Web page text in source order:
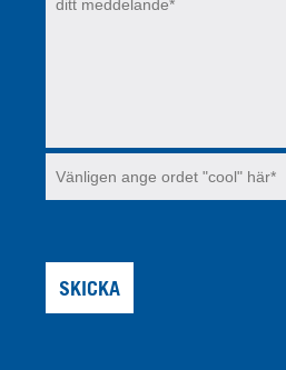
SKICKA